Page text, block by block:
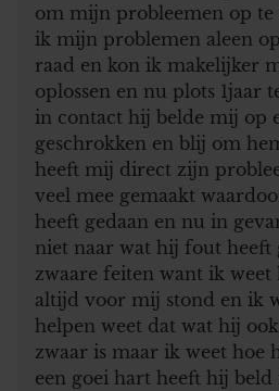
om mijn probleemen op te
ik mijn problemen aleen
raad en kon ik makelijker
oplossen en nu plots 1jaar
in contact hij belde mij op
geschrokken en blij om
heeft mij direct zijn
veel mee gemaakt
heeft gedaan en nu in
niet naar wat hij fout heeft
zwaare feiten want ik weet
altijd voor mij stond en ik
helpen weet dat wat hij
zwaar is maar ik weet hoe
een goei hart heeft hij beld